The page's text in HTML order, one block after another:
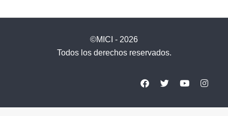
©MICI - 2026
Todos los derechos reservados.